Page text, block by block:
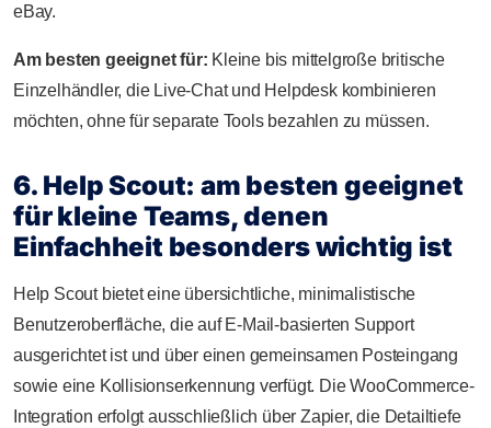
eBay.
Am besten geeignet für: Kleine bis mittelgroße britische
Einzelhändler, die Live-Chat und Helpdesk kombinieren
möchten, ohne für separate Tools bezahlen zu müssen.
6. Help Scout: am besten geeignet
für kleine Teams, denen
Einfachheit besonders wichtig ist
Help Scout bietet eine übersichtliche, minimalistische
Benutzeroberfläche, die auf E-Mail-basierten Support
ausgerichtet ist und über einen gemeinsamen Posteingang
sowie eine Kollisionserkennung verfügt. Die WooCommerce-
Integration erfolgt ausschließlich über Zapier, die Detailtiefe